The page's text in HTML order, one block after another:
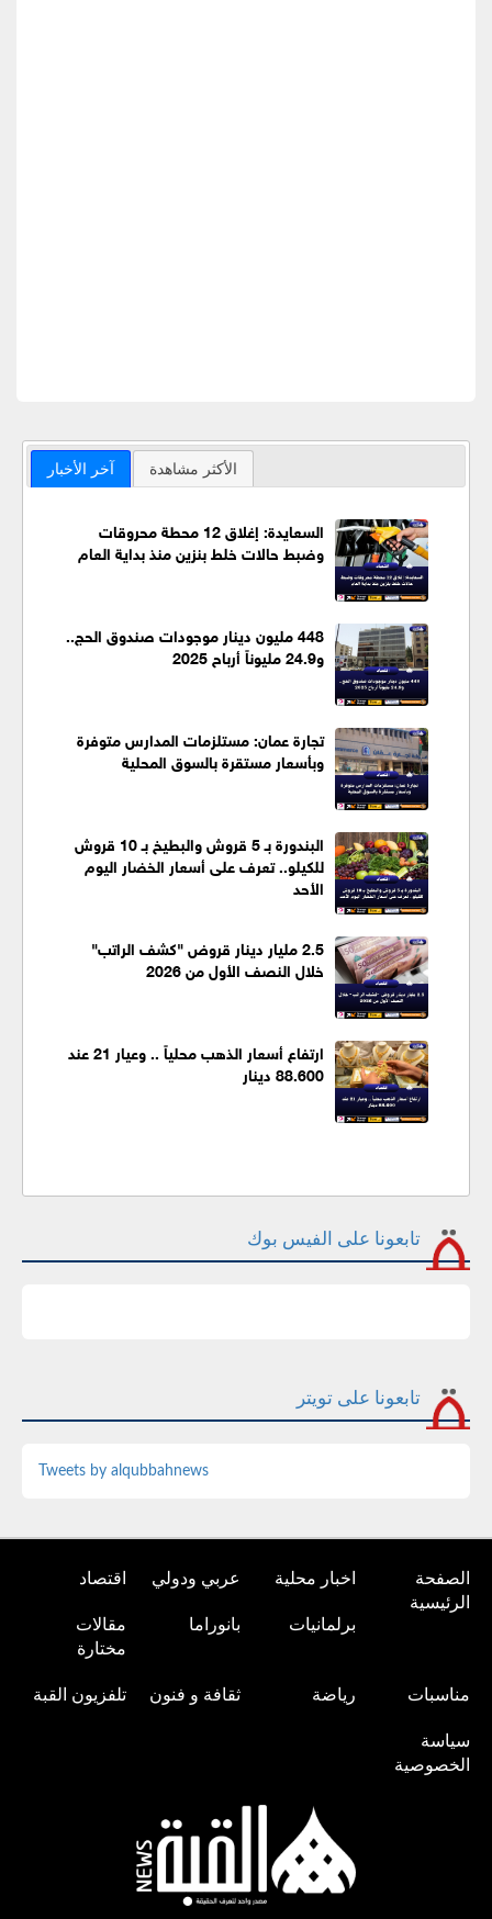
آخر الأخبار الأكثر مشاهدة
السعايدة: إغلاق 12 محطة محروقات
وضبط حالات خلط بنزين منذ بداية العام
448 مليون دينار موجودات صندوق الحج..
و24.9 مليوناً أرباح 2025
تجارة عمان: مستلزمات المدارس متوفرة
وبأسعار مستقرة بالسوق المحلية
البندورة بـ 5 قروش والبطيخ بـ 10 قروش
للكيلو.. تعرف على أسعار الخضار اليوم
الأحد
2.5 مليار دينار قروض "كشف الراتب"
خلال النصف الأول من 2026
ارتفاع أسعار الذهب محلياً .. وعيار 21 عند
88.600 دينار
تابعونا على الفيس بوك
تابعونا على تويتر
Tweets by alqubbahnews
الصفحة
الرئيسية
اخبار محلية عربي ودولي اقتصاد
برلمانيات بانوراما
مقالات
مختارة
مناسبات رياضة ثقافة و فنون تلفزيون القبة
سياسة
الخصوصية